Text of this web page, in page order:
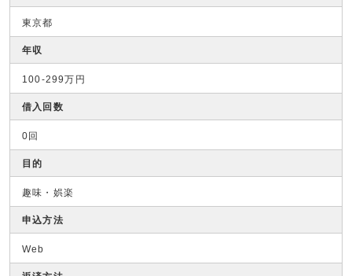
東京都
年収
100-299万円
借入回数
0回
目的
趣味・娯楽
申込方法
Web